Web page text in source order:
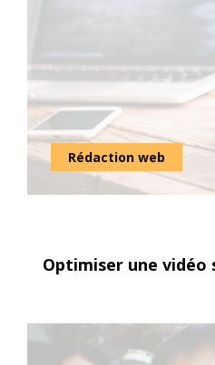
Rédaction web
Optimiser une vidéo